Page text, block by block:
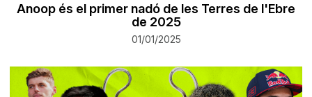
Anoop és el primer nadó de les Terres de l'Ebre
de 2025
01/01/2025